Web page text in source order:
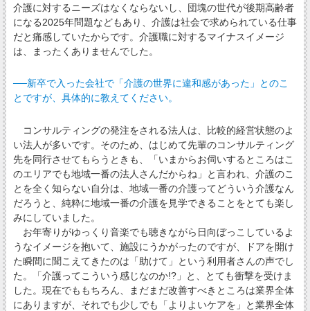
介護に対するニーズはなくならないし、団塊の世代が後期高齢者
になる2025年問題などもあり、介護は社会で求められている仕事
だと痛感していたからです。介護職に対するマイナスイメージ
は、まったくありませんでした。
──新卒で入った会社で「介護の世界に違和感があった」とのこ
とですが、具体的に教えてください。
コンサルティングの発注をされる法人は、比較的経営状態のよ
い法人が多いです。そのため、はじめて先輩のコンサルティング
先を同行させてもらうときも、「いまからお伺いするところはこ
のエリアでも地域一番の法人さんだからね」と言われ、介護のこ
とを全く知らない自分は、地域一番の介護ってどういう介護なん
だろうと、純粋に地域一番の介護を見学できることをとても楽し
みにしていました。
お年寄りがゆっくり音楽でも聴きながら日向ぼっこしているよ
うなイメージを抱いて、施設にうかがったのですが、ドアを開け
た瞬間に聞こえてきたのは「助けて」という利用者さんの声でし
た。「介護ってこういう感じなのか!?」と、とても衝撃を受けま
した。現在でももちろん、まだまだ改善すべきところは業界全体
にありますが、それでも少しでも「よりよいケアを」と業界全体